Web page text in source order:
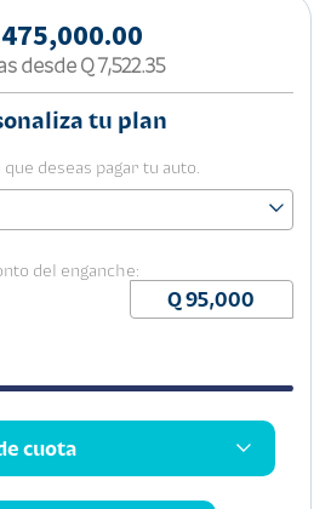
desdeQ 7,522.35
tu plan
que deseas pagar tu auto.
del enganche:
cuota